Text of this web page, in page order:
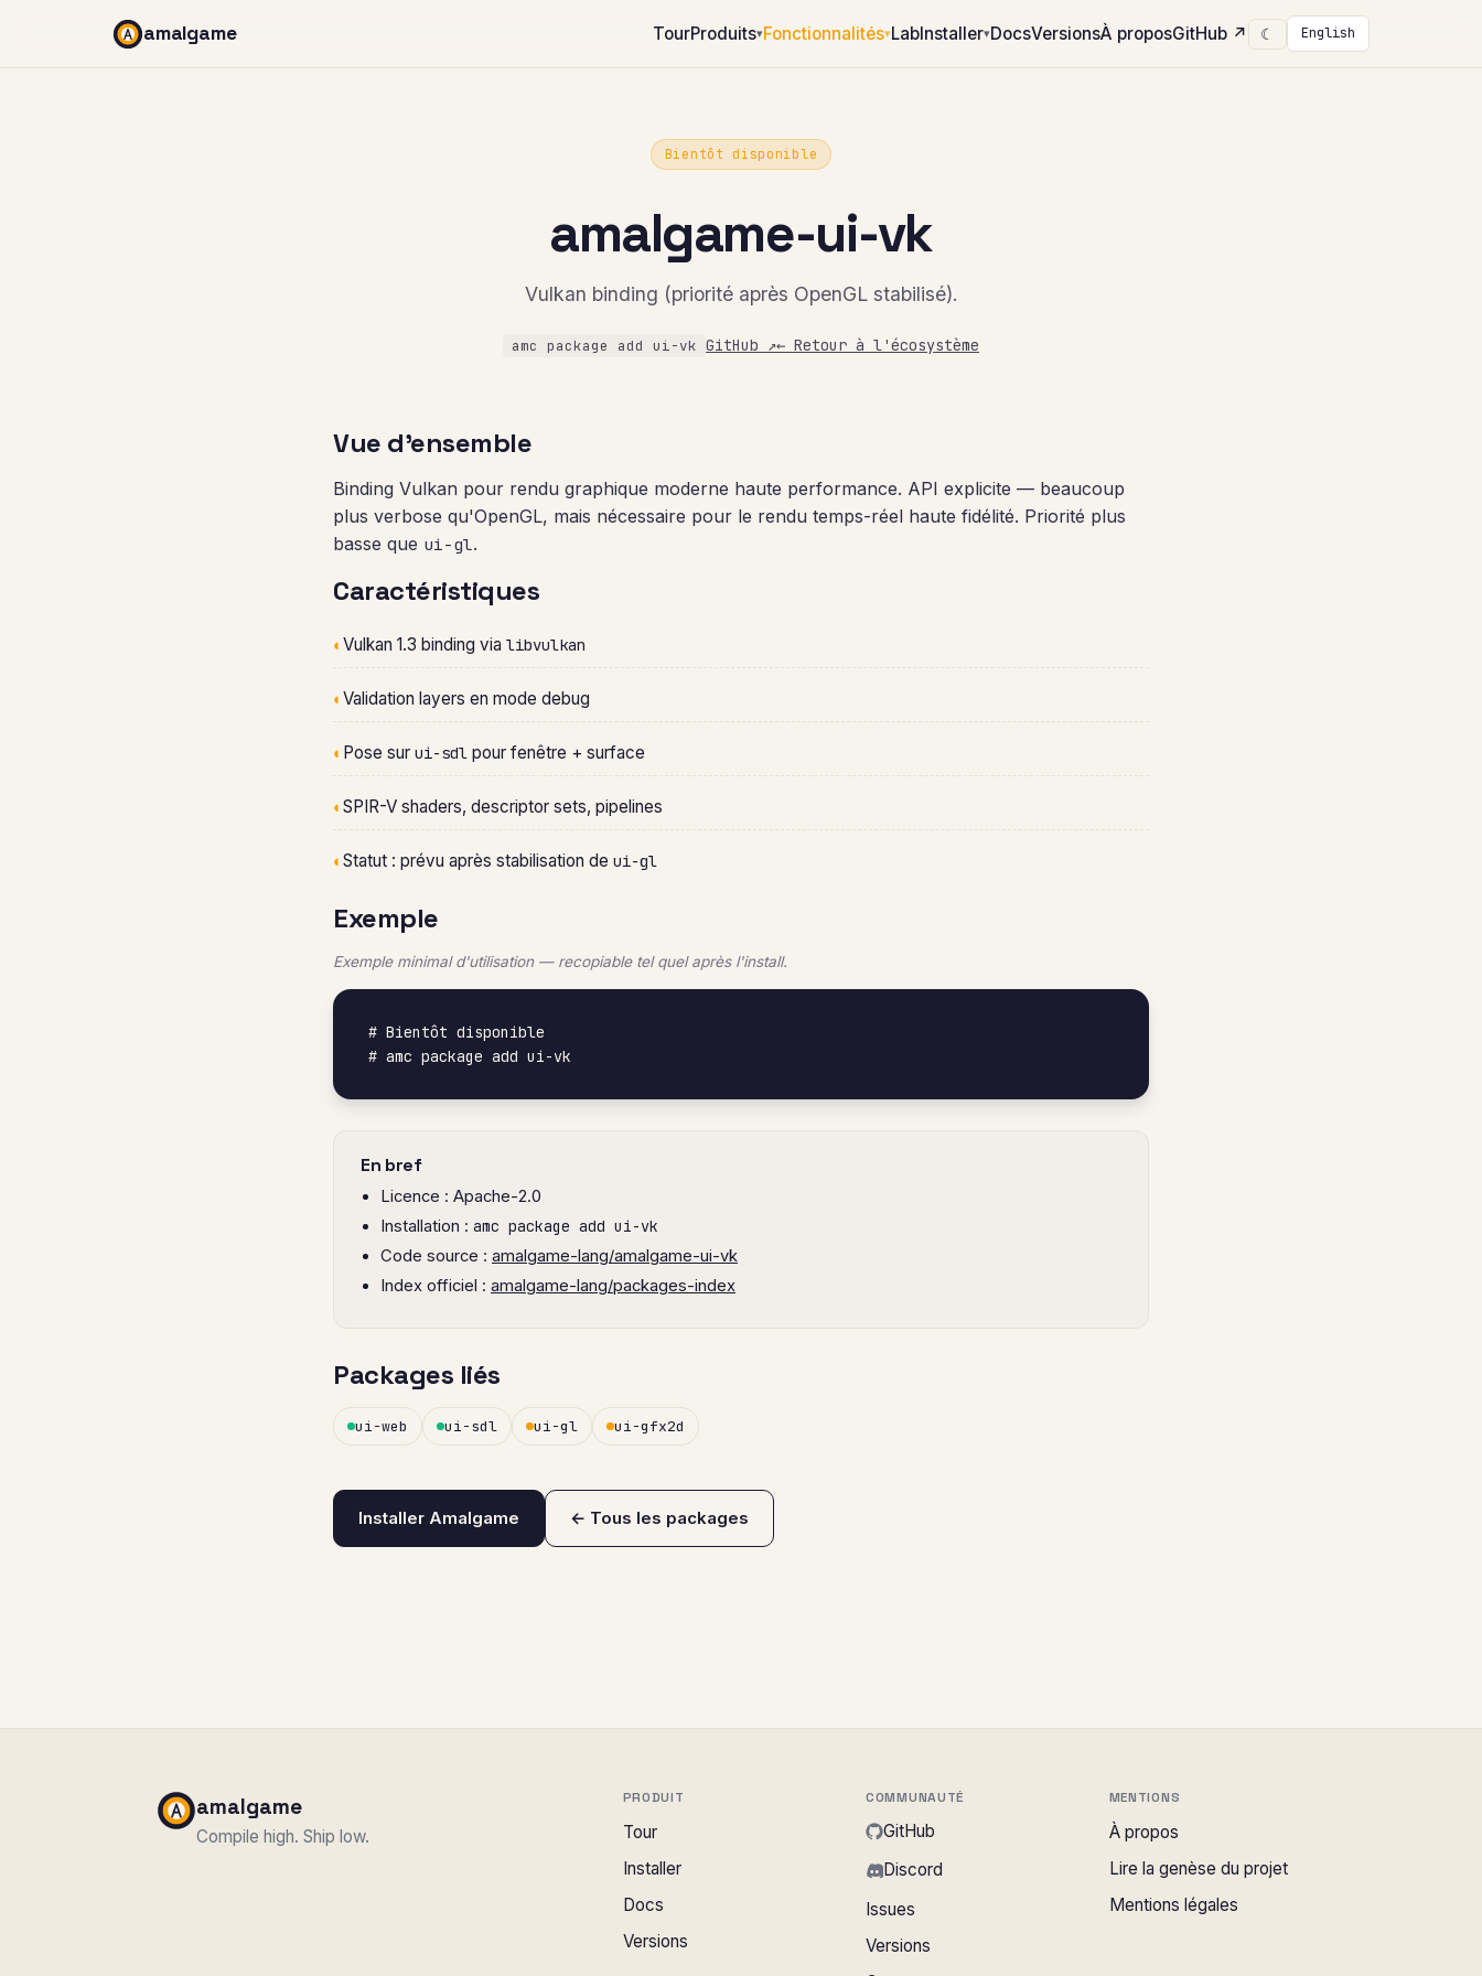
amalgame TourProduits▾Fonctionnalités▾LabInstaller▾DocsVersionsÀ proposGitHub ↗ ☾ English
Bientôt disponible
amalgame-ui-vk
Vulkan binding (priorité après OpenGL stabilisé).
amc package add ui-vk GitHub ↗← Retour à l'écosystème
Vue d'ensemble
Binding Vulkan pour rendu graphique moderne haute performance. API explicite — beaucoup
plus verbose qu'OpenGL, mais nécessaire pour le rendu temps-réel haute fidélité. Priorité plus
basse que ui-gl.
Caractéristiques
◐ Vulkan 1.3 binding via libvulkan
◐ Validation layers en mode debug
◐ Pose sur ui-sdl pour fenêtre + surface
◐ SPIR-V shaders, descriptor sets, pipelines
◐ Statut : prévu après stabilisation de ui-gl
Exemple
Exemple minimal d'utilisation — recopiable tel quel après l'install.
# Bientôt disponible
# amc package add ui-vk
En bref
Licence : Apache-2.0
Installation : amc package add ui-vk
Code source : amalgame-lang/amalgame-ui-vk
Index officiel : amalgame-lang/packages-index
Packages liés
ui-web ui-sdl ui-gl ui-gfx2d
Installer Amalgame ← Tous les packages
amalgame
Compile high. Ship low.
PRODUIT
Tour
Installer
Docs
Versions
COMMUNAUTÉ
GitHub
Discord
Issues
Versions
MENTIONS
À propos
Lire la genèse du projet
Mentions légales